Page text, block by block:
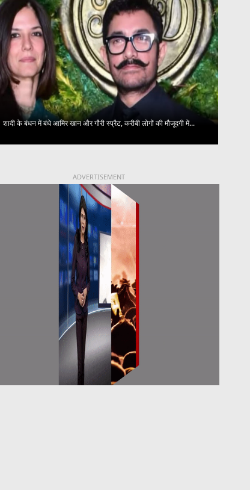
शादी के बंधन में बंधे आमिर खान और गौरी स्प्रैट, करीबी लोगों की मौजूदगी में...
ADVERTISEMENT